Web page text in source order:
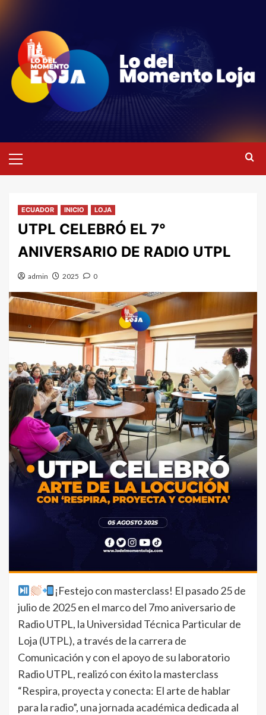
contenido
primario
ECUADOR INICIO LOJA
UTPL CELEBRÓ EL 7°
ANIVERSARIO DE RADIO UTPL
admin 2025 0
¡Festejo con masterclass! El pasado 25 de
julio de 2025 en el marco del 7mo aniversario de
Radio UTPL, la Universidad Técnica Particular de
Loja (UTPL), a través de la carrera de
Comunicación y con el apoyo de su laboratorio
Radio UTPL, realizó con éxito la masterclass
“Respira, proyecta y conecta: El arte de hablar
para la radio”, una jornada académica dedicada al